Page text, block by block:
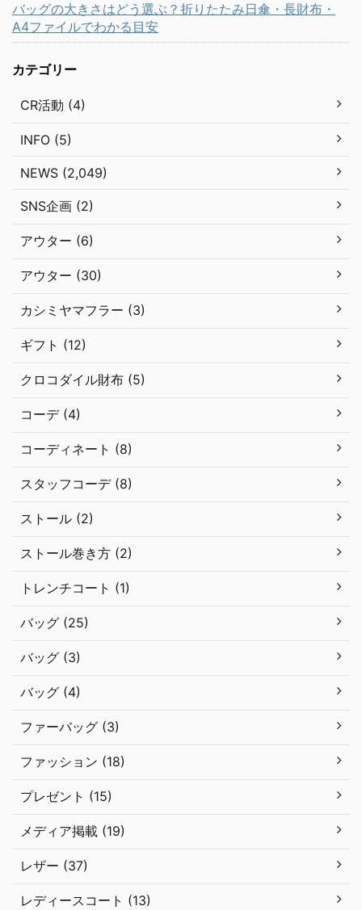
バッグの大きさはどう選ぶ？折りたたみ日傘・長財布・
A4ファイルでわかる目安
カテゴリー
CR活動 (4)
INFO (5)
NEWS (2,049)
SNS企画 (2)
アウター (6)
アウター (30)
カシミヤマフラー (3)
ギフト (12)
クロコダイル財布 (5)
コーデ (4)
コーディネート (8)
スタッフコーデ (8)
ストール (2)
ストール巻き方 (2)
トレンチコート (1)
バッグ (25)
バッグ (3)
バッグ (4)
ファーバッグ (3)
ファッション (18)
プレゼント (15)
メディア掲載 (19)
レザー (37)
レディースコート (13)